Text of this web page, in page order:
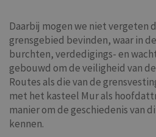
Daarbij mogen we niet vergeten
grensgebied bevinden, waar in
burchten, verdedigings- en
gebouwd om de veiligheid van
Routes als die van de
met het kasteel Mur als
manier om de geschiedenis van
kennen.